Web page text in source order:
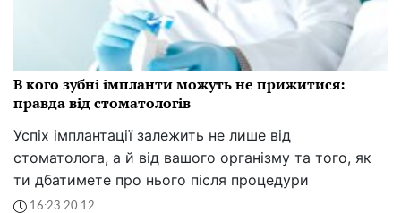
В кого зубні імпланти можуть не прижитися:
правда від стоматологів
Успіх імплантації залежить не лише від
стоматолога, а й від вашого організму та того, як
ти дбатимете про нього після процедури
16:23 20.12